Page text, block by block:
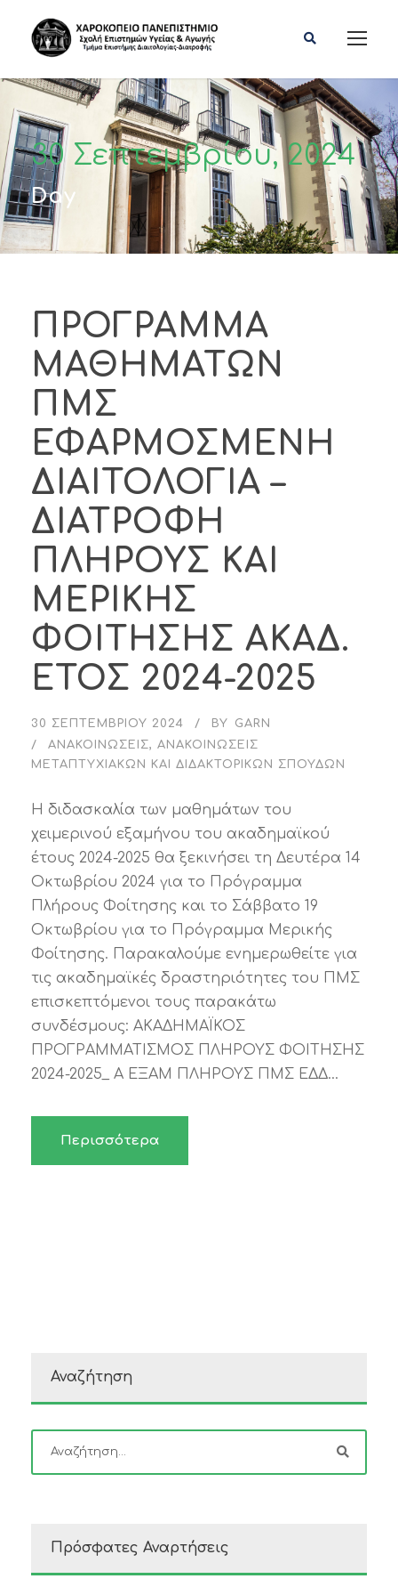
30 Σεπτεμβρίου, 2024
Day
ΠΡΟΓΡΑΜΜΑ
ΜΑΘΗΜΑΤΩΝ
ΠΜΣ
ΕΦΑΡΜΟΣΜΕΝΗ
ΔΙΑΙΤΟΛΟΓΙΑ –
ΔΙΑΤΡΟΦΗ
ΠΛΗΡΟΥΣ ΚΑΙ
ΜΕΡΙΚΗΣ
ΦΟΙΤΗΣΗΣ ΑΚΑΔ.
ΕΤΟΣ 2024-2025
30 ΣΕΠΤΕΜΒΡΊΟΥ 2024 BY
GARN
ΑΝΑΚΟΙΝΏΣΕΙΣ, ΑΝΑΚΟΙΝΏΣΕΙΣ
ΜΕΤΑΠΤΥΧΙΑΚΏΝ ΚΑΙ ΔΙΔΑΚΤΟΡΙΚΏΝ ΣΠΟΥΔΏΝ
Η διδασκαλία των μαθημάτων του
χειμερινού εξαμήνου του ακαδημαϊκού
έτους 2024-2025 θα ξεκινήσει τη Δευτέρα 14
Οκτωβρίου 2024 για το Πρόγραμμα
Πλήρους Φοίτησης και το Σάββατο 19
Οκτωβρίου για το Πρόγραμμα Μερικής
Φοίτησης. Παρακαλούμε ενημερωθείτε για
τις ακαδημαϊκές δραστηριότητες του ΠΜΣ
επισκεπτόμενοι τους παρακάτω
συνδέσμους: ΑΚΑΔΗΜΑΪΚΟΣ
ΠΡΟΓΡΑΜΜΑΤΙΣΜΟΣ ΠΛΗΡΟΥΣ ΦΟΙΤΗΣΗΣ
2024-2025_ Α ΕΞΑΜ ΠΛΗΡΟΥΣ ΠΜΣ ΕΔΔ...
Περισσότερα
Αναζήτηση
Πρόσφατες Αναρτήσεις